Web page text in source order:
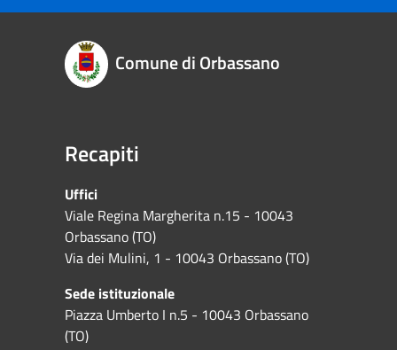
Comune di Orbassano
Recapiti
Uffici
Viale Regina Margherita n.15 - 10043
Orbassano (TO)
Via dei Mulini, 1 - 10043 Orbassano (TO)
Sede istituzionale
Piazza Umberto I n.5 - 10043 Orbassano
(TO)